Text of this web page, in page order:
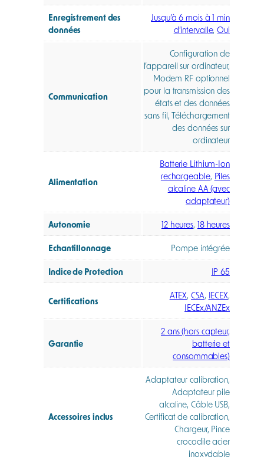
Enregistrement des
données
Jusqu’à 6 mois à 1 min
d’intervalle,Oui
Communication
Configuration de
l’appareil sur ordinateur,
Modem RF optionnel
pour la transmission des
états et des données
sans fil, Téléchargement
des données sur
ordinateur
Alimentation
Batterie Lithium-Ion
rechargeable, Piles
alcaline AA (avec
adaptateur)
Autonomie 12 heures, 18 heures
Echantillonnage Pompe intégrée
Indice de Protection IP 65
Certifications
ATEX,CSA, IECEX,
IECEx/ANZEx
Garantie
2 ans (hors capteur,
batterie et
consommables)
Accessoires inclus
Adaptateur calibration,
Adaptateur pile
alcaline, Câble USB,
Certificat de calibration,
Chargeur, Pince
crocodile acier
inoxydable